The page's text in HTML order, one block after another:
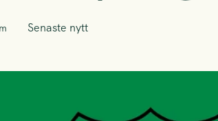
Senaste nytt